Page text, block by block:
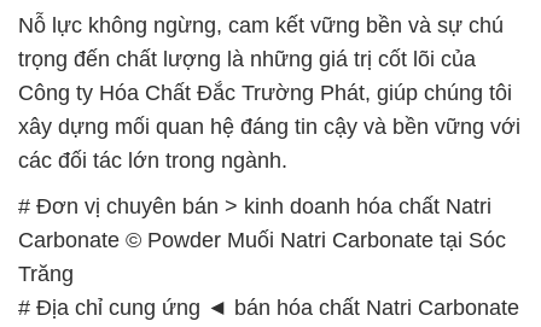
Nỗ lực không ngừng, cam kết vững bền và sự chú
trọng đến chất lượng là những giá trị cốt lõi của
Công ty Hóa Chất Đắc Trường Phát, giúp chúng tôi
xây dựng mối quan hệ đáng tin cậy và bền vững với
các đối tác lớn trong ngành.
# Đơn vị chuyên bán > kinh doanh hóa chất Natri
Carbonate © Powder Muối Natri Carbonate tại Sóc
Trăng
# Địa chỉ cung ứng ◄ bán hóa chất Natri Carbonate